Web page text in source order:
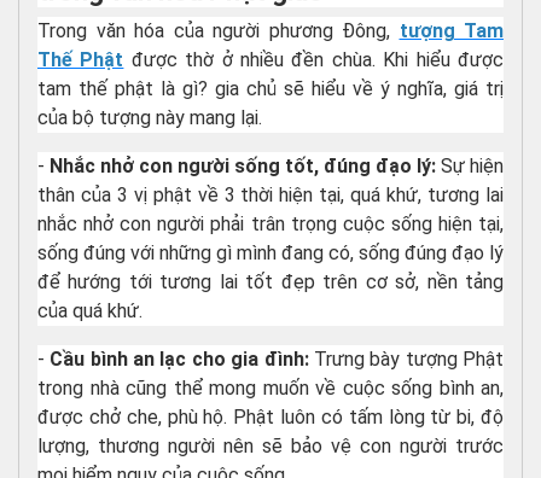
Trong văn hóa của người phương Đông, tượng Tam
Thế Phật được thờ ở nhiều đền chùa. Khi hiểu được
tam thế phật là gì? gia chủ sẽ hiểu về ý nghĩa, giá trị
của bộ tượng này mang lại.
- Nhắc nhở con người sống tốt, đúng đạo lý: Sự hiện
thân của 3 vị phật về 3 thời hiện tại, quá khứ, tương lai
nhắc nhở con người phải trân trọng cuộc sống hiện tại,
sống đúng với những gì mình đang có, sống đúng đạo lý
để hướng tới tương lai tốt đẹp trên cơ sở, nền tảng
của quá khứ.
- Cầu bình an lạc cho gia đình: Trưng bày tượng Phật
trong nhà cũng thể mong muốn về cuộc sống bình an,
được chở che, phù hộ. Phật luôn có tấm lòng từ bi, độ
lượng, thương người nên sẽ bảo vệ con người trước